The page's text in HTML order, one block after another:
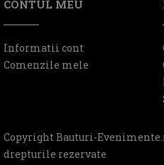
CONTUL MEU
Informatii cont
Comenzile mele
Copyright Bauturi-
drepturile rezervate